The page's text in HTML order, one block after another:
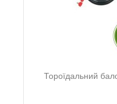
Тороїдальний